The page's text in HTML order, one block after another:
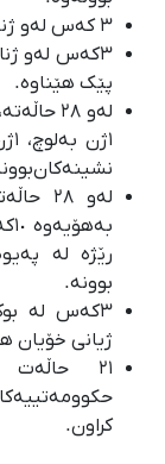
٣ کەس لەو ژنانە تەمەنیان لەخوار ١٨ساڵ بووە.
پێک هێناوە.
رێژە لە
بوونە.
٣کەس لە
ژیانی خۆیان هێناوە و ٢بکوژیش
٢١
کراون.